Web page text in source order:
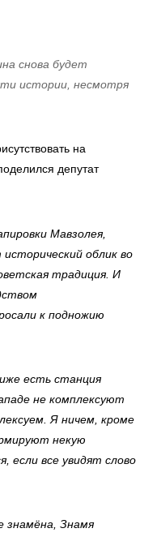
снова будет
истории, несмотря
на
депутат
Мавзолея,
облик во
традиция. И
к подножию
есть станция
не комплексуют
Я ничем, кроме
некую
если все увидят слово
знамёна, Знамя